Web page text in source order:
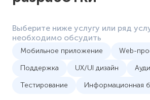
Выберите ниже услугу или ряд
необходимо обсудить
Мобильное приложение
Web-
Поддержка
UX/UI дизайн
Тестирование
Информационная